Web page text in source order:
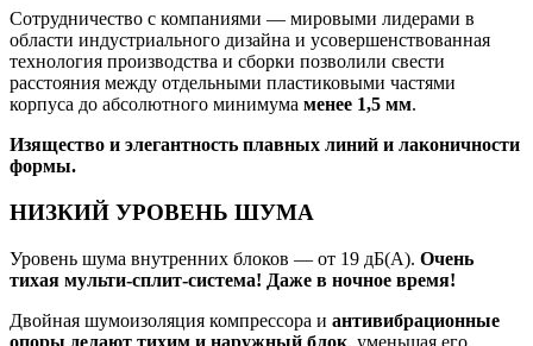
Сотрудничество с компаниями — мировыми лидерами в
области индустриального дизайна и усовершенствованная
технология производства и сборки позволили свести
расстояния между отдельными пластиковыми частями
корпуса до абсолютного минимума менее 1,5 мм.
Изящество и элегантность плавных линий и лаконичности
формы.
НИЗКИЙ УРОВЕНЬ ШУМА
Уровень шума внутренних блоков — от 19 дБ(А). Очень
тихая мульти-сплит-система! Даже в ночное время!
Двойная шумоизоляция компрессора и антивибрационные
опоры делают тихим и наружный блок, уменьшая его